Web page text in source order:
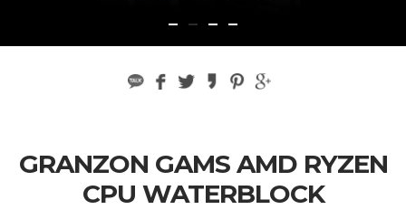
GRANZON GAMS AMD RYZEN
CPU WATERBLOCK